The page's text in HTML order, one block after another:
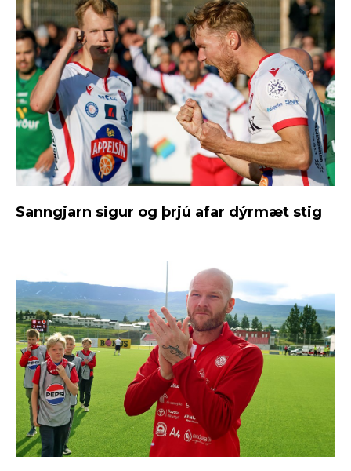
Sanngjarn sigur og þrjú afar dýrmæt stig